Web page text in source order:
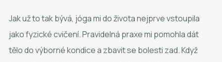
Jak už to tak bývá, jóga mi do života nejprve vstoupila
jako fyzické cvičení. Pravidelná praxe mi pomohla dát
tělo do výborné kondice a zbavit se bolesti zad. Když